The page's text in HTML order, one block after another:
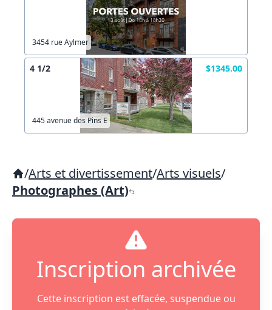
3454 rue Aylmer
4 1/2 $1345.00
445 avenue des Pins E
/Arts et divertissement/Arts visuels/
Photographes (Art)
Inscription archivée
Cette inscription est effacée, suspendue ou